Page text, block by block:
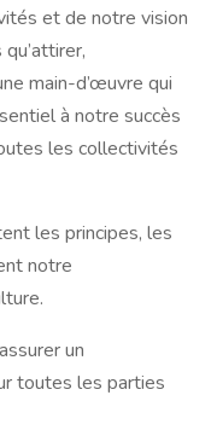
et de notre vision
main-d’œuvre qui
à notre succès
les collectivités
les principes, les
notre
un
toutes les parties